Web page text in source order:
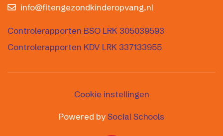
info@fitengezondkinderopvang.nl
Controlerapporten BSO LRK 305039593
Controlerapporten KDV LRK 337133955
Cookie instellingen
Powered bySocial Schools